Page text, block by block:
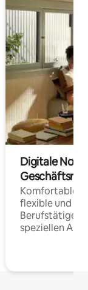
Digitale
Komfortable
flexible und
Berufstätige
speziellen